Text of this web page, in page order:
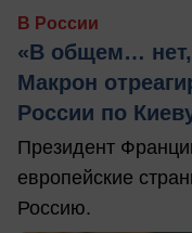
В России
«В общем…
Макрон
России по
Президент
европейские
Россию.